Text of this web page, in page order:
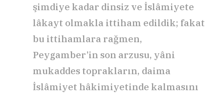
şimdiye kadar dinsiz ve İslâmiyete
lâkayt olmakla ittiham edildik; fakat
bu ittihamlara rağmen,
Peygamber’in son arzusu, yâni
mukaddes toprakların, daima
İslâmiyet hâkimiyetinde kalmasını